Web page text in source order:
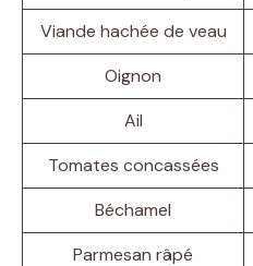
Viande hachée de veau
Oignon
Ail
Tomates concassées
Béchamel
Parmesan râpé